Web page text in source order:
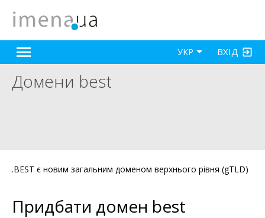
ВХІД
УКР
Домени best
.BEST є новим загальним доменом верхнього рівня (gTLD)
Придбати домен best